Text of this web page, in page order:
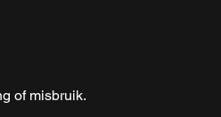
of misbruik.